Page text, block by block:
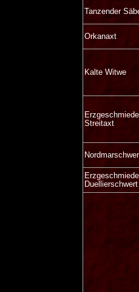
Tanzender
Orkanaxt
Kalte Witwe
Streitaxt
Duellierschwert